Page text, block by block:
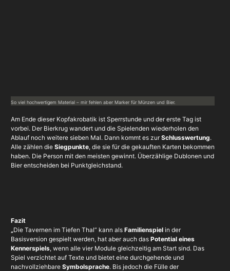
So viel hochwertigem Material – mir fehlen aber Marker für Münzen und Bier.
Am Ende dieser Kopfakrobatik ist Sperrstunde und der erste Tag ist
vorbei. Der Bierkrug wandert und die Spielenden wiederholen den
Ablauf noch weitere sieben Mal. Dann kommt es zurSchlusswertung.
Alle zählen die Siegpunkte, die sie für die gekauften Karten bekommen
haben. Die Person mit den meisten gewinnt. Überzählige Dublonen und
Bier entscheiden bei Punktgleichstand.
Fazit
Die Tavernen im Tiefen Thal“ kann als Familienspielin der
Basisversion gespielt werden, hat aber auch das Potential eines
Kennerspiels, wenn alle vier Module gleichzeitig am Start sind. Das
Spiel verzichtet auf Texte und bietet eine durchgehende und
nachvollziehbare Symbolsprache. Bis jedoch die Fülle der